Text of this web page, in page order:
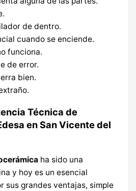
de dentro.
cuando se enciende.
funciona.
de error.
bien.
Técnica de
en San Vicente del
ha sido una
y hoy es un esencial
sus grandes ventajas, simple